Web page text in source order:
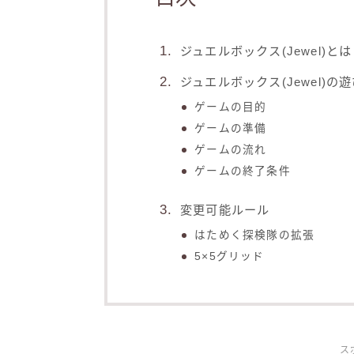
ジュエルボックス(Jewel)とは
ジュエルボックス(Jewel)の遊
ゲームの目的
ゲームの準備
ゲームの流れ
ゲームの終了条件
変更可能ルール
はためく探検隊の拡張
5×5グリッド
ス